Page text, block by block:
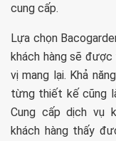
cung cấp.
Lựa chọn
khách hàng sẽ được
vị mang lại. Khả
từng thiết kế cũng
Cung cấp dịch vụ
khách hàng thấy